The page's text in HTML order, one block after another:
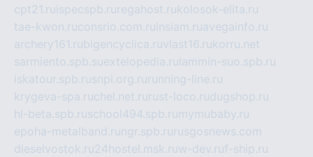
cpt21.ru ispecspb.ru regahost.rukolosok-elita.ru
tae-kwon.ruconsrio.com.ru insiam.ruavegainfo.ru
archery161.rubigencyclica.ruvlast16.rukorru.net
sarmiento.spb.suextelopedia.ru lammin-suo.spb.ru
iskatour.spb.rusnpi.org.ru running-line.ru
krygeva-spa.ruchel.net.ru rust-loco.rudugshop.ru
hl-beta.spb.ruschool494.spb.ru mymubaby.ru
epoha-metalband.ru ngr.spb.ru rusgosnews.com
dieselvostok.ru24hostel.msk.ruw-dev.ruf-ship.ru